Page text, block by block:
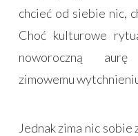
chcieć od siebie nic,
Choć kulturowe
noworoczną
zimowemu
Jednak zima nic